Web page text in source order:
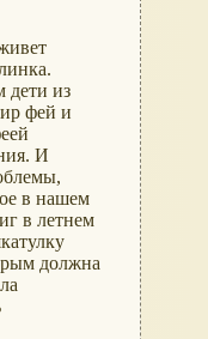
дети из
фей и
И
в нашем
в летнем
должна